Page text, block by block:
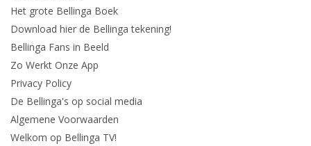
Het grote Bellinga Boek
Download hier de Bellinga tekening!
Bellinga Fans in Beeld
Zo Werkt Onze App
Privacy Policy
De Bellinga's op social media
Algemene Voorwaarden
Welkom op Bellinga TV!